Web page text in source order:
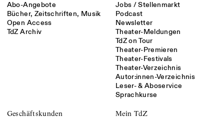
Abo-Angebote
Bücher, Zeitschriften, Musik
Open Access
TdZ Archiv
Jobs / Stellenmarkt
Podcast
Newsletter
Theater-Meldungen
TdZ on Tour
Theater-Premieren
Theater-Festivals
Theater-Verzeichnis
Autor:innen-Verzeichnis
Leser- & Aboservice
Sprachkurse
Geschäftskunden Mein TdZ